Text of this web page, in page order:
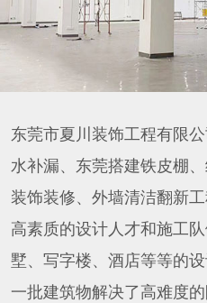
东莞市夏川装饰工程有限
水补漏、东莞搭建铁皮棚
装饰装修、外墙清洁翻新
高素质的设计人才和施工
墅、写字楼、酒店等等的
一批建筑物解决了高难度